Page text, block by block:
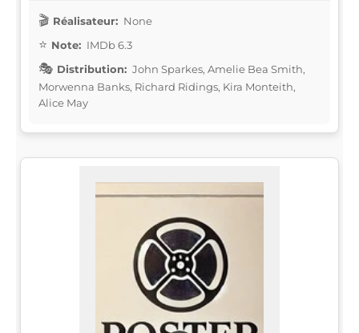
Réalisateur: None
Note: IMDb 6.3
Distribution: John Sparkes, Amelie Bea Smith,
Morwenna Banks, Richard Ridings, Kira Monteith,
Alice May